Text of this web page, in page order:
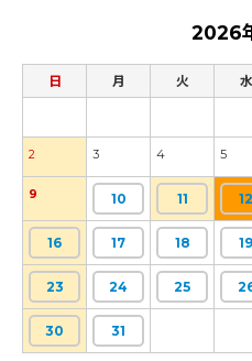
2026
日 月 火 水
2 3 4 5
9 10 11 12
16 17 18 19
23 24 25
30 31